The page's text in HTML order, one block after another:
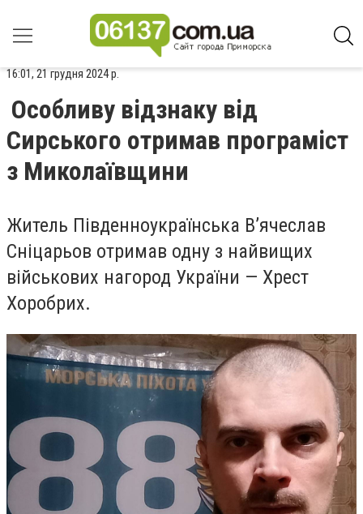
16:01, 21 грудня 2024 р.
Особливу відзнаку від
Сирського отримав програміст
з Миколаївщини
Житель Південноукраїнська В’ячеслав
Сніцарьов отримав одну з найвищих
військових нагород України — Хрест
Хоробрих.